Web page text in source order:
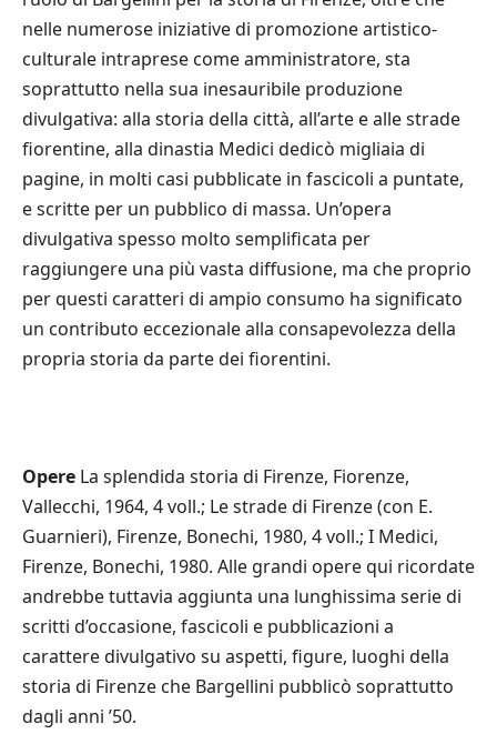
nelle numerose iniziative di promozione artistico-
culturale intraprese come amministratore, sta
soprattutto nella sua inesauribile produzione
divulgativa: alla storia della città, all’arte e alle strade
fiorentine, alla dinastia Medici dedicò migliaia di
pagine, in molti casi pubblicate in fascicoli a puntate,
e scritte per un pubblico di massa. Un’opera
divulgativa spesso molto semplificata per
raggiungere una più vasta diffusione, ma che proprio
per questi caratteri di ampio consumo ha significato
un contributo eccezionale alla consapevolezza della
propria storia da parte dei fiorentini.
Opere La splendida storia di Firenze, Fiorenze,
Vallecchi, 1964, 4 voll.; Le strade di Firenze (con E.
Guarnieri), Firenze, Bonechi, 1980, 4 voll.; I Medici,
Firenze, Bonechi, 1980. Alle grandi opere qui ricordate
andrebbe tuttavia aggiunta una lunghissima serie di
scritti d’occasione, fascicoli e pubblicazioni a
carattere divulgativo su aspetti, figure, luoghi della
storia di Firenze che Bargellini pubblicò soprattutto
dagli anni ’50.